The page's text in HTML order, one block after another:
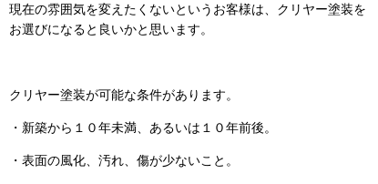
現在の雰囲気を変えたくないというお客様は、クリヤー塗装を
お選びになると良いかと思います。
クリヤー塗装が可能な条件があります。
・新築から１０年未満、あるいは１０年前後。
・表面の風化、汚れ、傷が少ないこと。